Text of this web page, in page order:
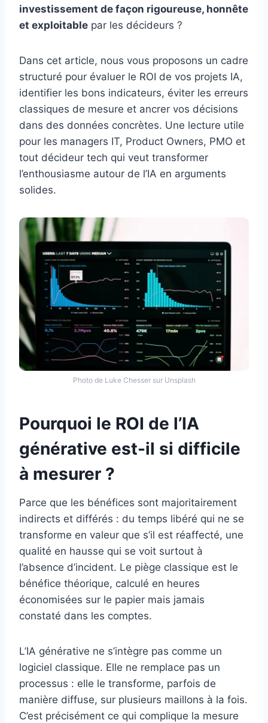
investissement de façon rigoureuse, honnête
et exploitable par les décideurs ?
Dans cet article, nous vous proposons un cadre
structuré pour évaluer le ROI de vos projets IA,
identifier les bons indicateurs, éviter les erreurs
classiques de mesure et ancrer vos décisions
dans des données concrètes. Une lecture utile
pour les managers IT, Product Owners, PMO et
tout décideur tech qui veut transformer
l’enthousiasme autour de l’IA en arguments
solides.
Photo de Luke Chesser sur Unsplash
Pourquoi le ROI de l’IA
générative est-il si difficile
à mesurer ?
Parce que les bénéfices sont majoritairement
indirects et différés : du temps libéré qui ne se
transforme en valeur que s’il est réaffecté, une
qualité en hausse qui se voit surtout à
l’absence d’incident. Le piège classique est le
bénéfice théorique, calculé en heures
économisées sur le papier mais jamais
constaté dans les comptes.
L’IA générative ne s’intègre pas comme un
logiciel classique. Elle ne remplace pas un
processus : elle le transforme, parfois de
manière diffuse, sur plusieurs maillons à la fois.
C’est précisément ce qui complique la mesure